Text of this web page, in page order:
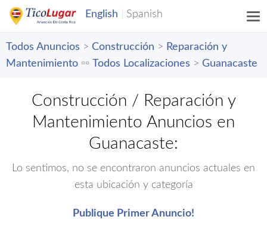
Todos Anuncios > Construcción > Reparación y
Mantenimiento ▫️▫️ Todos Localizaciones > Guanacaste
Construcción / Reparación y
Mantenimiento Anuncios en
Guanacaste:
Lo sentimos, no se encontraron anuncios actuales en
esta ubicación y categoría
Publique Primer Anuncio!